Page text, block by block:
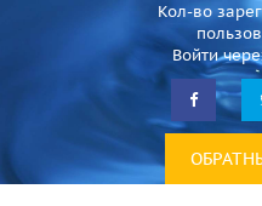
Кол-во
Войти